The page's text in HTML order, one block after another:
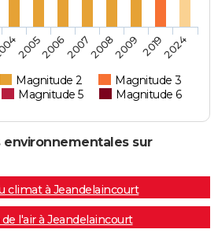
Magnitude 2
Magnitude 3
Magnitude 5 Magnitude 6
20052006200720082009 20192024
sur
climat à Jeandelaincourt
l'air à Jeandelaincourt